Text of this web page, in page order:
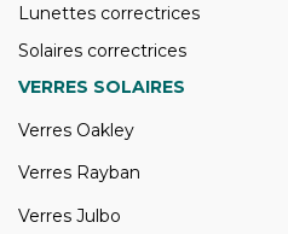
Lunettes correctrices
Solaires correctrices
VERRES SOLAIRES
Verres Oakley
Verres Rayban
Verres Julbo